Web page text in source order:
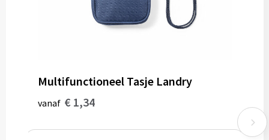
Multifunctioneel Tasje Landry
vanaf € 1,34